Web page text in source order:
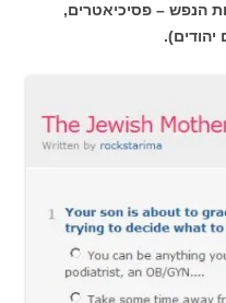
הנפש – פסיכיאטרים,